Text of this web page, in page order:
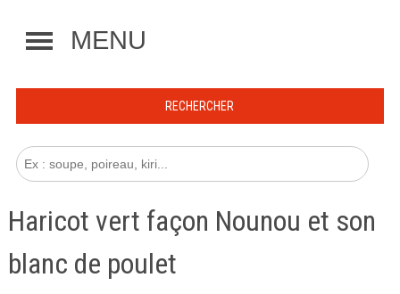
MENU
Haricot vert façon Nounou et son
blanc de poulet